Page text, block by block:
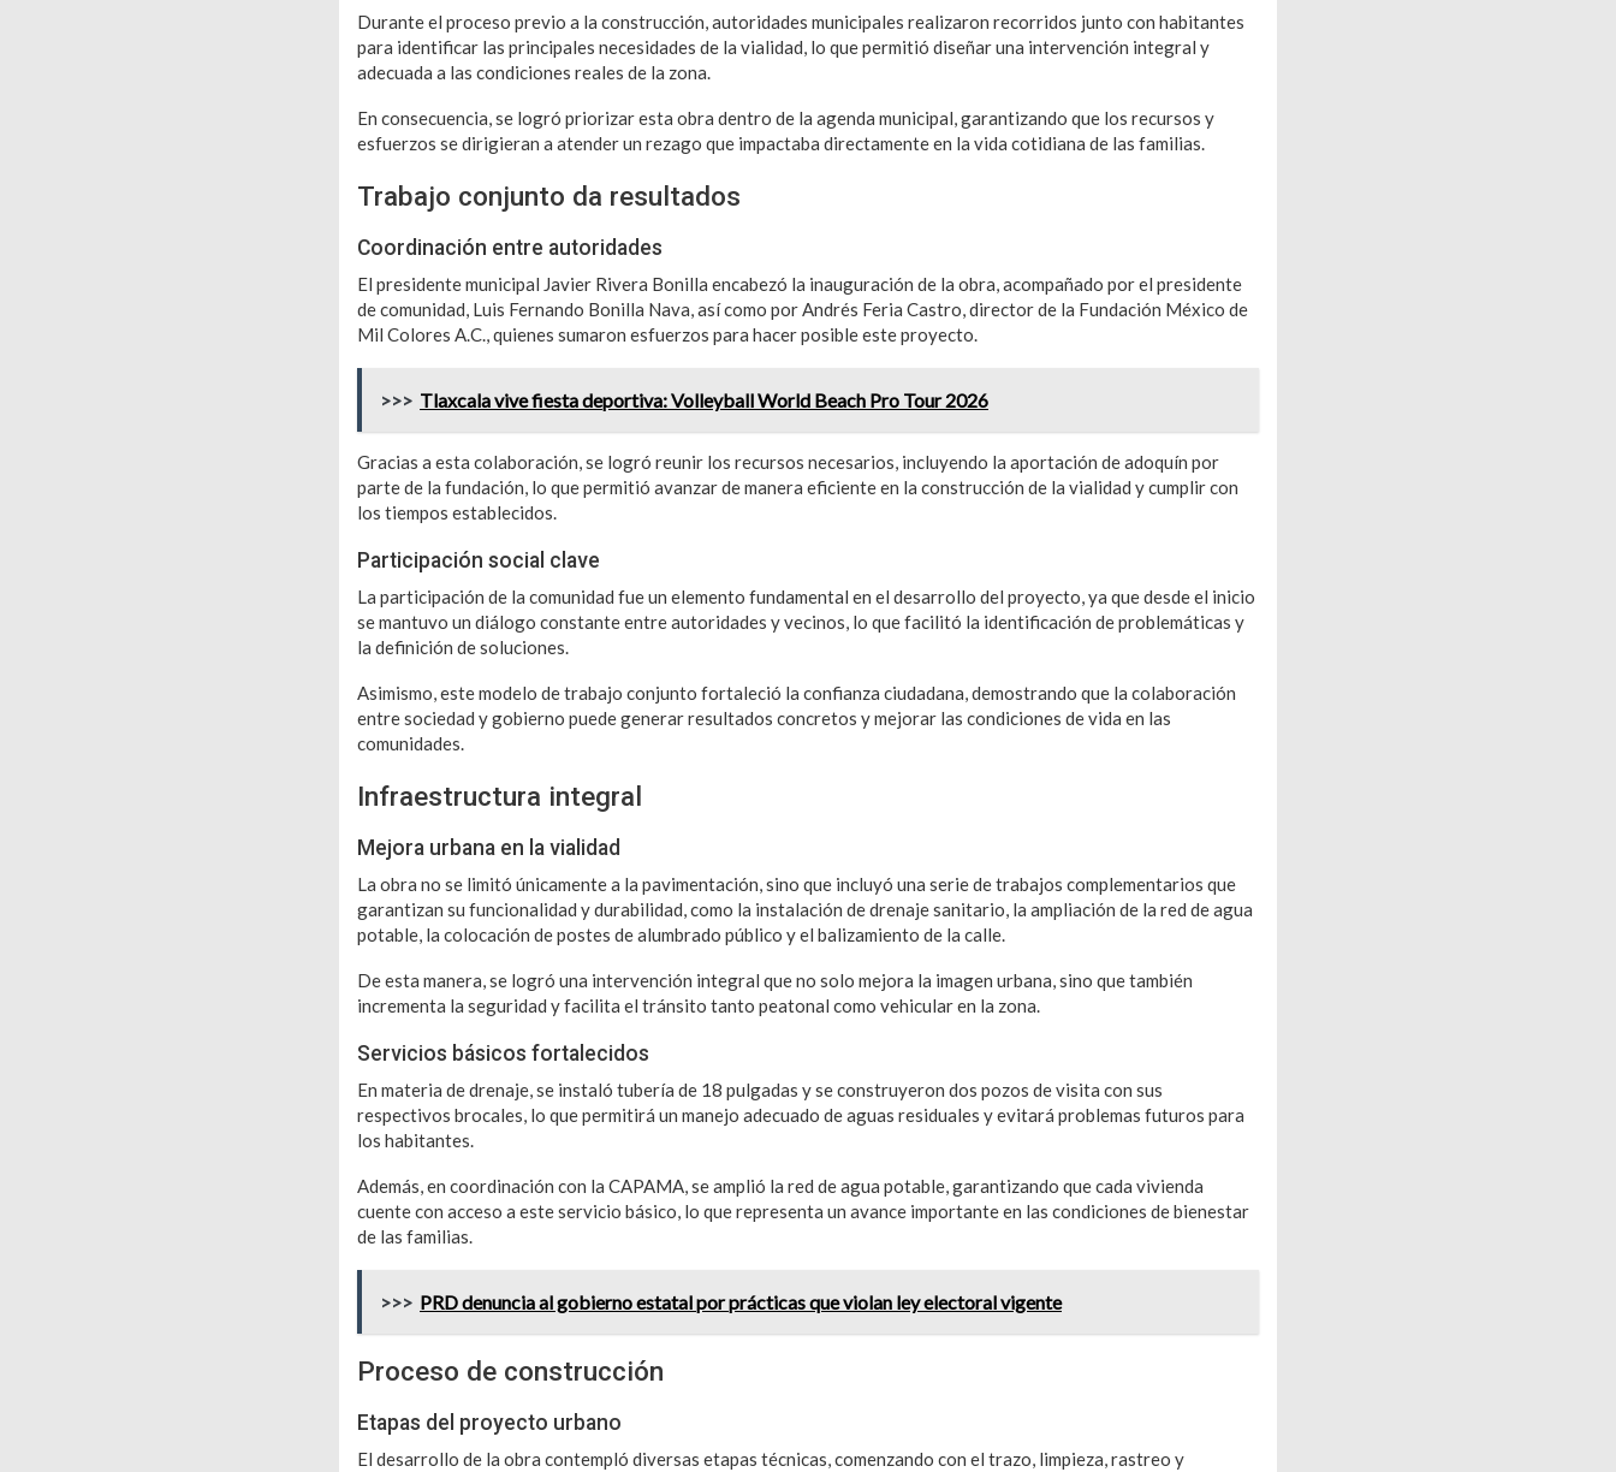
Durante el proceso previo a la construcción, autoridades municipales realizaron recorridos junto con habitantes
para identificar las principales necesidades de la vialidad, lo que permitió diseñar una intervención integral y
adecuada a las condiciones reales de la zona.
En consecuencia, se logró priorizar esta obra dentro de la agenda municipal, garantizando que los recursos y
esfuerzos se dirigieran a atender un rezago que impactaba directamente en la vida cotidiana de las familias.
Trabajo conjunto da resultados
Coordinación entre autoridades
El presidente municipal Javier Rivera Bonilla encabezó la inauguración de la obra, acompañado por el presidente
de comunidad, Luis Fernando Bonilla Nava, así como por Andrés Feria Castro, director de la Fundación México de
Mil Colores A.C., quienes sumaron esfuerzos para hacer posible este proyecto.
>>> Tlaxcala vive fiesta deportiva: Volleyball World Beach Pro Tour 2026
Gracias a esta colaboración, se logró reunir los recursos necesarios, incluyendo la aportación de adoquín por
parte de la fundación, lo que permitió avanzar de manera eficiente en la construcción de la vialidad y cumplir con
los tiempos establecidos.
Participación social clave
La participación de la comunidad fue un elemento fundamental en el desarrollo del proyecto, ya que desde el inicio
se mantuvo un diálogo constante entre autoridades y vecinos, lo que facilitó la identificación de problemáticas y
la definición de soluciones.
Asimismo, este modelo de trabajo conjunto fortaleció la confianza ciudadana, demostrando que la colaboración
entre sociedad y gobierno puede generar resultados concretos y mejorar las condiciones de vida en las
comunidades.
Infraestructura integral
Mejora urbana en la vialidad
La obra no se limitó únicamente a la pavimentación, sino que incluyó una serie de trabajos complementarios que
garantizan su funcionalidad y durabilidad, como la instalación de drenaje sanitario, la ampliación de la red de agua
potable, la colocación de postes de alumbrado público y el balizamiento de la calle.
De esta manera, se logró una intervención integral que no solo mejora la imagen urbana, sino que también
incrementa la seguridad y facilita el tránsito tanto peatonal como vehicular en la zona.
Servicios básicos fortalecidos
En materia de drenaje, se instaló tubería de 18 pulgadas y se construyeron dos pozos de visita con sus
respectivos brocales, lo que permitirá un manejo adecuado de aguas residuales y evitará problemas futuros para
los habitantes.
Además, en coordinación con la CAPAMA, se amplió la red de agua potable, garantizando que cada vivienda
cuente con acceso a este servicio básico, lo que representa un avance importante en las condiciones de bienestar
de las familias.
>>> PRD denuncia al gobierno estatal por prácticas que violan ley electoral vigente
Proceso de construcción
Etapas del proyecto urbano
El desarrollo de la obra contempló diversas etapas técnicas, comenzando con el trazo, limpieza, rastreo y